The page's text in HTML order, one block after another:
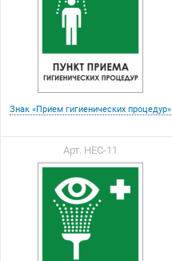
Знак «Прием гигиенических процедур»
Арт. НЕС-11